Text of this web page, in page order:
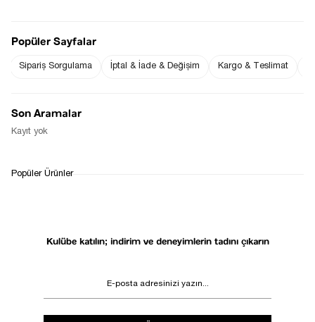
AKSESUAR DETAY ETNIK DESENLI
Kulübe katılın; indirim ve deneyimlerin tadını çıkarın
Popüler Sayfalar
Sipariş Sorgulama İptal & İade & Değişim Kargo & Teslimat
Son Aramalar
Kayıt yok
Popüler Ürünler